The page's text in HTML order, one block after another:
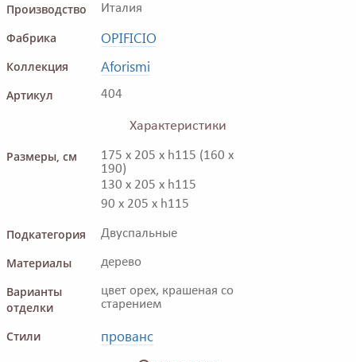
Производство
Италия
Фабрика OPIFICIO
Коллекция Aforismi
Артикул 404
Характеристики
Размеры, см
175 x 205 x h115 (160 x
190)
130 x 205 x h115
90 x 205 x h115
Подкатегория Двуспальные
Материалы дерево
Варианты
отделки
цвет орех, крашеная со
старением
Стили прованс